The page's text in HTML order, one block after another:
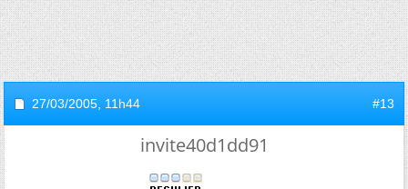
27/03/2005, 11h44 #13
invite40d1dd91